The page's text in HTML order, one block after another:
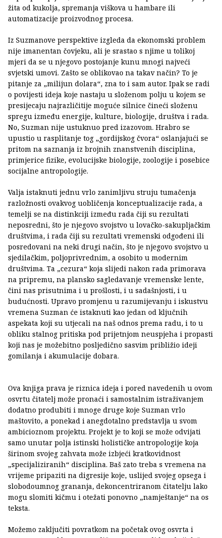
žita od kukolja, spremanja viškova u hambare ili
automatizacije proizvodnog procesa.
Iz Suzmanove perspektive izgleda da ekonomski problem
nije imanentan čovjeku, ali je srastao s njime u tolikoj
mjeri da se u njegovo postojanje kunu mnogi najveći
svjetski umovi. Zašto se oblikovao na takav način? To je
pitanje za „milijun dolara“, zna to i sam autor. Ipak se radi
o povijesti ideja koje nastaju u složenom polju u kojem se
presijecaju najrazličitije moguće silnice čineći složenu
spregu između energije, kulture, biologije, društva i rada.
No, Suzman nije ustuknuo pred izazovom. Hrabro se
upustio u rasplitanje tog „gordijskog čvora“ oslanjajući se
pritom na saznanja iz brojnih znanstvenih disciplina,
primjerice fizike, evolucijske biologije, zoologije i posebice
socijalne antropologije.
Valja istaknuti jednu vrlo zanimljivu struju tumačenja
razložnosti ovakvog uobličenja konceptualizacije rada, a
temelji se na distinkciji između rada čiji su rezultati
neposredni, što je njegovo svojstvo u lovačko-sakupljačkim
društvima, i rada čiji su rezultati vremenski odgođeni ili
posredovani na neki drugi način, što je njegovo svojstvo u
sjedilačkim, poljoprivrednim, a osobito u modernim
društvima. Ta „cezura“ koja slijedi nakon rada primorava
na pripremu, na plansko sagledavanje vremenske lente,
čini nas prisutnima i u prošlosti, i u sadašnjosti, i u
budućnosti. Upravo promjenu u razumijevanju i iskustvu
vremena Suzman će istaknuti kao jedan od ključnih
aspekata koji su utjecali na naš odnos prema radu, i to u
obliku stalnog pritiska pod prijetnjom neuspjeha i propasti
koji nas je možebitno posljedično sasvim približio ideji
gomilanja i akumulacije dobara.
Ova knjiga prava je riznica ideja i pored navedenih u ovom
osvrtu čitatelj može pronaći i samostalnim istraživanjem
dodatno produbiti i mnoge druge koje Suzman vrlo
maštovito, a ponekad i anegdotalno predstavlja u svom
ambicioznom projektu. Projekt je to koji se može odvijati
samo unutar polja istinski holističke antropologije koja
širinom svojeg zahvata može izbjeći kratkovidnost
„specijaliziranih“ disciplina. Baš zato treba s vremena na
vrijeme pripaziti na digresije koje, uslijed svojeg opsega i
slobodoumnog grananja, dekoncentriranom čitatelju lako
mogu slomiti kičmu i otežati ponovno „namještanje“ na os
teksta.
Možemo zaključiti povratkom na početak ovog osvrta i